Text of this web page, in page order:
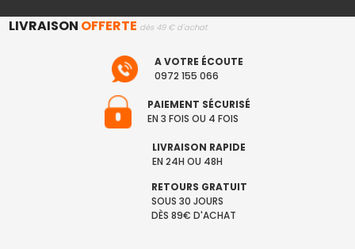
LIVRAISON OFFERTE dès 49 € d'achat
A VOTRE ÉCOUTE
0972 155 066
PAIEMENT SÉCURISÉ
EN 3 FOIS OU 4 FOIS
LIVRAISON RAPIDE
EN 24H OU 48H
RETOURS GRATUIT
SOUS 30 JOURS
DÈS 89€ D'ACHAT